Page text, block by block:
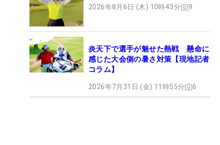
2026年8月6日 (木) 10時43分 9
炎天下で選手が魅せた熱戦 懸命に
感じた大会側の暑さ対策【現地記者
コラム】
2026年7月31日 (金) 11時55分 6